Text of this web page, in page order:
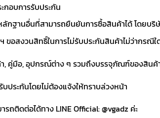
กอบการรับประกัน
กฐานอื่นที่สามารถยืนยันการซื้อสินค้าได้ โดยบ
อสงวนสิทธิ์ในการไม่รับประกันสินค้าไม่ว่ากรณีใ
, คู่มือ, อุปกรณ์ต่าง ๆ รวมถึงบรรจุภัณฑ์ของสิน
ประกันโดยไม่ต้องแจ้งให้ทราบล่วงหน้า
ติดต่อได้ทาง LINE Official: @vgadz ค่ะ